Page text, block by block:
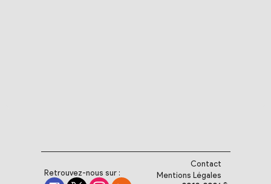
Retrouvez-nous sur :
Contact
Mentions Légales